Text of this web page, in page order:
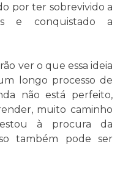
por ter sobrevivido a
e conquistado a
ver o que essa ideia
longo processo de
não está perfeito,
muito caminho
à procura da
também pode ser